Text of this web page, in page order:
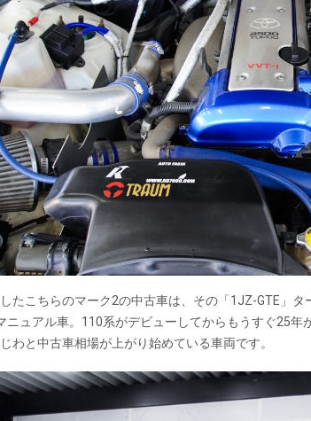
たこちらのマーク2の中古車は、その「1JZ-GTE」
ニュアル車。110系がデビューしてからもうすぐ25年
わと中古車相場が上がり始めている車両です。